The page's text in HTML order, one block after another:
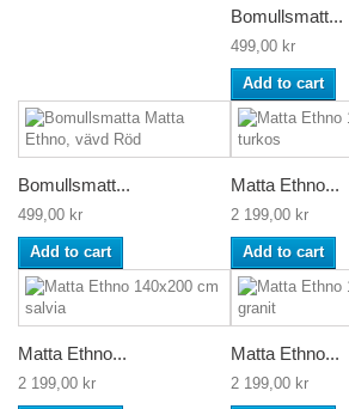
Bomullsmatt...
499,00 kr
Add to cart
Bomullsmatt...
499,00 kr
Add to cart
Matta Ethno...
2 199,00 kr
Add to cart
Matta Ethno...
2 199,00 kr
Matta Ethno...
2 199,00 kr